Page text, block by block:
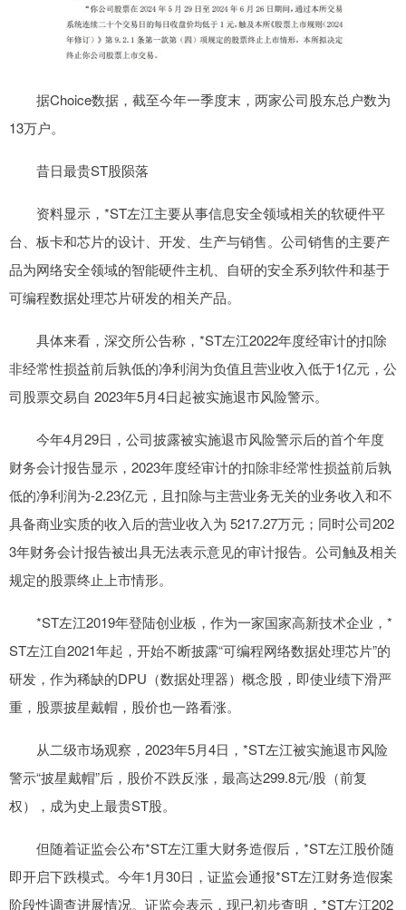
据Choice数据，截至今年一季度末，两家公司股东总户数为
13万户。
昔日最贵ST股陨落
资料显示，*ST左江主要从事信息安全领域相关的软硬件平
台、板卡和芯片的设计、开发、生产与销售。公司销售的主要产
品为网络安全领域的智能硬件主机、自研的安全系列软件和基于
可编程数据处理芯片研发的相关产品。
具体来看，深交所公告称，*ST左江2022年度经审计的扣除
非经常性损益前后孰低的净利润为负值且营业收入低于1亿元，公
司股票交易自 2023年5月4日起被实施退市风险警示。
今年4月29日，公司披露被实施退市风险警示后的首个年度
财务会计报告显示，2023年度经审计的扣除非经常性损益前后孰
低的净利润为-2.23亿元，且扣除与主营业务无关的业务收入和不
具备商业实质的收入后的营业收入为 5217.27万元；同时公司202
3年财务会计报告被出具无法表示意见的审计报告。公司触及相关
规定的股票终止上市情形。
*ST左江2019年登陆创业板，作为一家国家高新技术企业，*
ST左江自2021年起，开始不断披露“可编程网络数据处理芯片”的
研发，作为稀缺的DPU（数据处理器）概念股，即使业绩下滑严
重，股票披星戴帽，股价也一路看涨。
从二级市场观察，2023年5月4日，*ST左江被实施退市风险
警示“披星戴帽”后，股价不跌反涨，最高达299.8元/股（前复
权），成为史上最贵ST股。
但随着证监会公布*ST左江重大财务造假后，*ST左江股价随
即开启下跌模式。今年1月30日，证监会通报*ST左江财务造假案
阶段性调查进展情况。证监会表示，现已初步查明，*ST左江202